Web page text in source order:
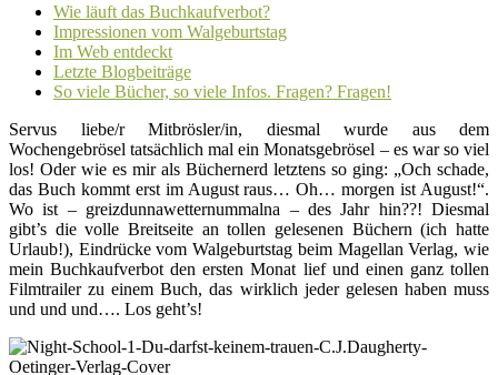
Wie läuft das Buchkaufverbot?
Impressionen vom Walgeburtstag
Im Web entdeckt
Letzte Blogbeiträge
So viele Bücher, so viele Infos. Fragen? Fragen!
Servus liebe/r Mitbrösler/in, diesmal wurde aus dem
Wochengebrösel tatsächlich mal ein Monatsgebrösel – es war so viel
los! Oder wie es mir als Büchernerd letztens so ging: „Och schade,
das Buch kommt erst im August raus… Oh… morgen ist August!“.
Wo ist – greizdunnawetternummalna – des Jahr hin??! Diesmal
gibt’s die volle Breitseite an tollen gelesenen Büchern (ich hatte
Urlaub!), Eindrücke vom Walgeburtstag beim Magellan Verlag, wie
mein Buchkaufverbot den ersten Monat lief und einen ganz tollen
Filmtrailer zu einem Buch, das wirklich jeder gelesen haben muss
und und und…. Los geht’s!